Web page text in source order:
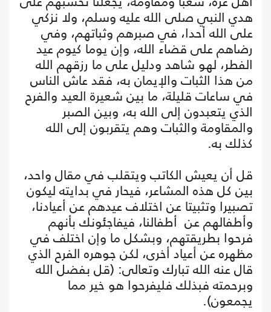
هدي النبي صلى الله عليه وسلم، ولا نزكي
على الله أحدا، في صبرهم وثباتهم، وفي
رضاهم على قضاء الله، وإن يوما كيوم عيد
الفطر، لهو شاهد ودليل على ما رزقهم الله
من هذا الثبات والإيمان به، فقد عاش الناس
في ساعات قليلة، ما بين شعيرة العيد والفرح
الذي يتعبدون إلى الله به، وبين الصبر
والمقاومة والثبات وهم يتقربون إلى الله
كذلك به.
قل أن يعيش الكاتب ويتقلب في مقال واحد،
بين كل هذه المشاعر، فيحار في بدايته ليكون
تصبيرا وتثبيتا عن اختلاف عيدهم عن أعيادنا،
وأطفالهم عن أطفالنا، فيفاجئونك بأنهم
فرحوا بطريقتهم، وبشكل ما وإن اختلف في
مظهره عن أعياد أخرى، لكن جوهره الفرح الذي
قال عنه الله تبارك وتعالى: (قل بفضل الله
وبرحمته فبذلك فليفرحوا هو خير مما
يجمعون).